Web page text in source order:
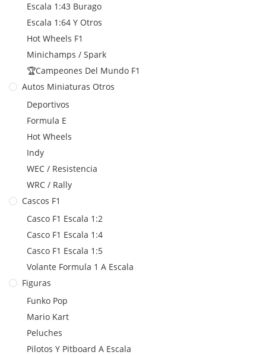
Escala 1:43 Burago
Escala 1:64 Y Otros
Hot Wheels F1
Minichamps / Spark
🏆Campeones Del Mundo F1
Autos Miniaturas Otros
Deportivos
Formula E
Hot Wheels
Indy
WEC / Resistencia
WRC / Rally
Cascos F1
Casco F1 Escala 1:2
Casco F1 Escala 1:4
Casco F1 Escala 1:5
Volante Formula 1 A Escala
Figuras
Funko Pop
Mario Kart
Peluches
Pilotos Y Pitboard A Escala